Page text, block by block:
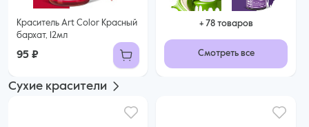
Краситель Art Color Красный
бархат, 12мл
95 ₽
+ 78 товаров
Смотреть все
Сухие красители